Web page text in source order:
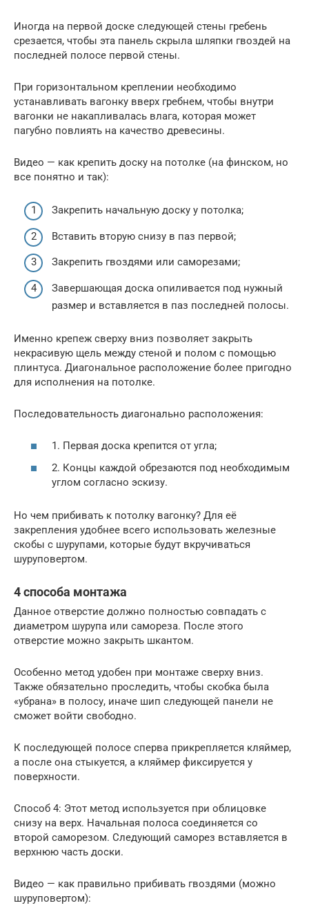
Иногда на первой доске следующей стены гребень
срезается, чтобы эта панель скрыла шляпки гвоздей на
последней полосе первой стены.
При горизонтальном креплении необходимо
устанавливать вагонку вверх гребнем, чтобы внутри
вагонки не накапливалась влага, которая может
пагубно повлиять на качество древесины.
Видео — как крепить доску на потолке (на финском, но
все понятно и так):
Закрепить начальную доску у потолка;
Вставить вторую снизу в паз первой;
Закрепить гвоздями или саморезами;
Завершающая доска опиливается под нужный
размер и вставляется в паз последней полосы.
Именно крепеж сверху вниз позволяет закрыть
некрасивую щель между стеной и полом с помощью
плинтуса. Диагональное расположение более пригодно
для исполнения на потолке.
Последовательность диагонально расположения:
1. Первая доска крепится от угла;
2. Концы каждой обрезаются под необходимым
углом согласно эскизу.
Но чем прибивать к потолку вагонку? Для её
закрепления удобнее всего использовать железные
скобы с шурупами, которые будут вкручиваться
шуруповертом.
4 способа монтажа
Данное отверстие должно полностью совпадать с
диаметром шурупа или самореза. После этого
отверстие можно закрыть шкантом.
Особенно метод удобен при монтаже сверху вниз.
Также обязательно проследить, чтобы скобка была
«убрана» в полосу, иначе шип следующей панели не
сможет войти свободно.
К последующей полосе сперва прикрепляется кляймер,
а после она стыкуется, а кляймер фиксируется у
поверхности.
Способ 4: Этот метод используется при облицовке
снизу на верх. Начальная полоса соединяется со
второй саморезом. Следующий саморез вставляется в
верхнюю часть доски.
Видео — как правильно прибивать гвоздями (можно
шуруповертом):